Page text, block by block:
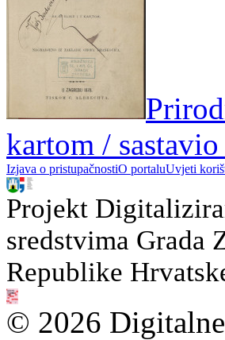
kartom /
Izjava o pristupačnostiO portaluUvjeti
Projekt
sredstvima Grada
Republike
© 2026